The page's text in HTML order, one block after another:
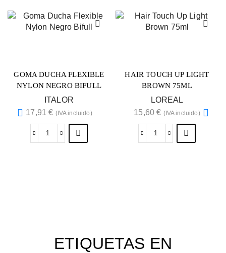
ENCUÉNTRALOS
GOMA DUCHA FLEXIBLE
NYLON NEGRO BIFULL
ITALOR
17,91€ (IVA incluido)
HAIR TOUCH UP LIGHT
BROWN 75ML
LOREAL
15,60€ (IVA incluido)
ETIQUETAS EN